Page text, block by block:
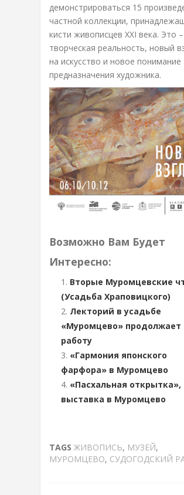
демонстрироваться 15
частной коллекции,
кисти живописцев XXI века. Это
творческая реальность, новый
на искусство и новое понимание
предназначения художника.
Возможно Вам Будет
Интересно:
Вторые Муромцевские
(Усадьба Храповицкого)
Лекторий в усадьбе
«Муромцево» продолжает
работу
«Гармония японского
фарфора» в Муромцево
«Пасхальная открытка»,
выставка в Муромцево
TAGS ЖИВОПИСЬ, МУЗЕЙ,
МУРОМЦЕВО, СУДОГОДСКИЙ